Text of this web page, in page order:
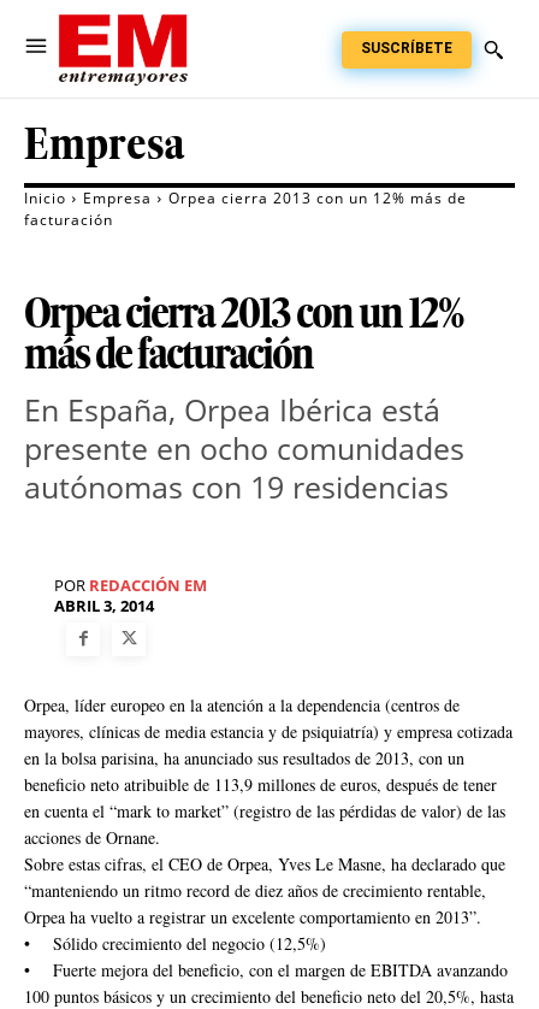
SUSCRÍBETE
Empresa
Inicio Empresa
Orpea cierra 2013 con un 12% más de
facturación
Orpea cierra 2013 con un 12%
más de facturación
En España, Orpea Ibérica está
presente en ocho comunidades
autónomas con 19 residencias
POR REDACCIÓN EM
ABRIL 3, 2014
Orpea, líder europeo en la atención a la dependencia (centros de
mayores, clínicas de media estancia y de psiquiatría) y empresa cotizada
en la bolsa parisina, ha anunciado sus resultados de 2013, con un
beneficio neto atribuible de 113,9 millones de euros, después de tener
en cuenta el “mark to market” (registro de las pérdidas de valor) de las
acciones de Ornane.
Sobre estas cifras, el CEO de Orpea, Yves Le Masne, ha declarado que
“manteniendo un ritmo record de diez años de crecimiento rentable,
Orpea ha vuelto a registrar un excelente comportamiento en 2013”.
• Sólido crecimiento del negocio (12,5%)
• Fuerte mejora del beneficio, con el margen de EBITDA avanzando
100 puntos básicos y un crecimiento del beneficio neto del 20,5%, hasta